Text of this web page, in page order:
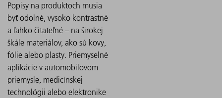
Popisy na produktoch musia
byť odolné, vysoko kontrastné
a ľahko čitateľné – na širokej
škále materiálov, ako sú kovy,
fólie alebo plasty. Priemyselné
aplikácie v automobilovom
priemysle, medicínskej
technológii alebo elektronike